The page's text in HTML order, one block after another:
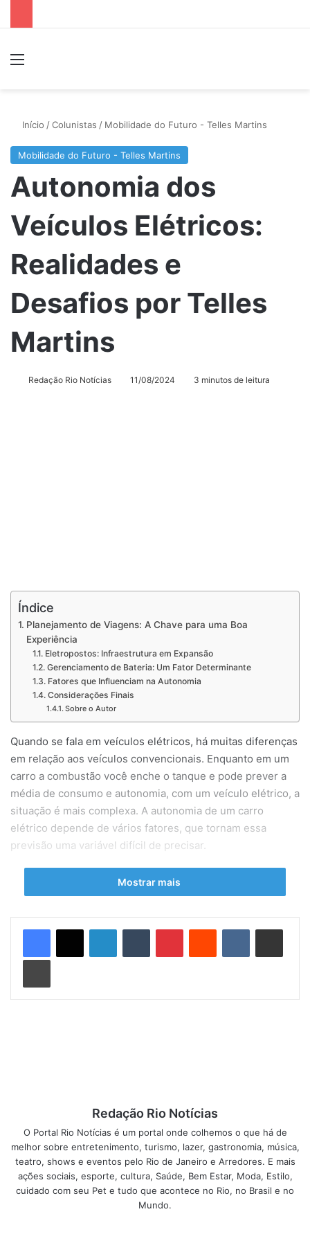
Início /Colunistas / Mobilidade do Futuro - Telles Martins
Mobilidade do Futuro - Telles Martins
Autonomia dos
Veículos Elétricos:
Realidades e
Desafios por Telles
Martins
Redação Rio Notícias 11/08/2024 3 minutos de leitura
Índice
Planejamento de Viagens: A Chave para uma Boa
Experiência
Eletropostos: Infraestrutura em Expansão
Gerenciamento de Bateria: Um Fator Determinante
Fatores que Influenciam na Autonomia
Considerações Finais
Sobre o Autor
Quando se fala em veículos elétricos, há muitas diferenças
em relação aos veículos convencionais. Enquanto em um
carro a combustão você enche o tanque e pode prever a
média de consumo e autonomia, com um veículo elétrico, a
situação é mais complexa. A autonomia de um carro
elétrico depende de vários fatores, que tornam essa
previsão uma variável difícil de precisar.
“Este artigo foi escrito por Telles Martins, Especialista em
Veículos Sustentáveis e Impacto Ambiental, e publicado
em primeira mão e com exclusividade peloPortal
Rionoticias.O seu compartilhamento requer autorização
Planejamento de Viagens: A
Rodoanel, a carga da bateria pode diminuir mais rápido do
que o esperado, exigindo uma nova recarga antes de
chegar ao destino. Essa recarga pode levar apenas 30
minutos, caso a carga esteja em 46%, mas esse é o tipo de
planejamento que se faz necessário ao viajar com um
Mostrar mais
Redação Rio Notícias
O Portal Rio Notícias é um portal onde colhemos o que há de
melhor sobre entretenimento, turismo, lazer, gastronomia, música,
teatro, shows e eventos pelo Rio de Janeiro e Arredores. E mais
ações sociais, esporte, cultura, Saúde, Bem Estar, Moda, Estilo,
cuidado com seu Pet e tudo que acontece no Rio, no Brasil e no
Mundo.